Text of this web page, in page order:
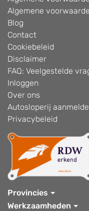
Algemene
Blog
Contact
Cookiebeleid
Disclaimer
FAQ: Veelgestelde
Inloggen
Over ons
Autosloperij
Privacybeleid
Provincies
Werkzaamheden